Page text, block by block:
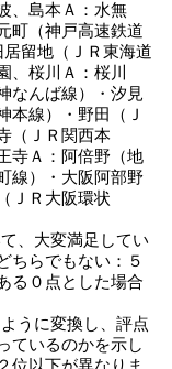
、島本Ａ：水無
町（神戸高速鉄道
留地（ＪＲ東海道
、桜川Ａ：桜川
なんば線）・汐見
本線）・野田（Ｊ
（ＪＲ関西本
寺Ａ：阿倍野（地
線）・大阪阿部野
ＪＲ大阪環状
、大変満足してい
ちらでもない：５
る０点とした場合
うに変換し、評点
ているのかを示し